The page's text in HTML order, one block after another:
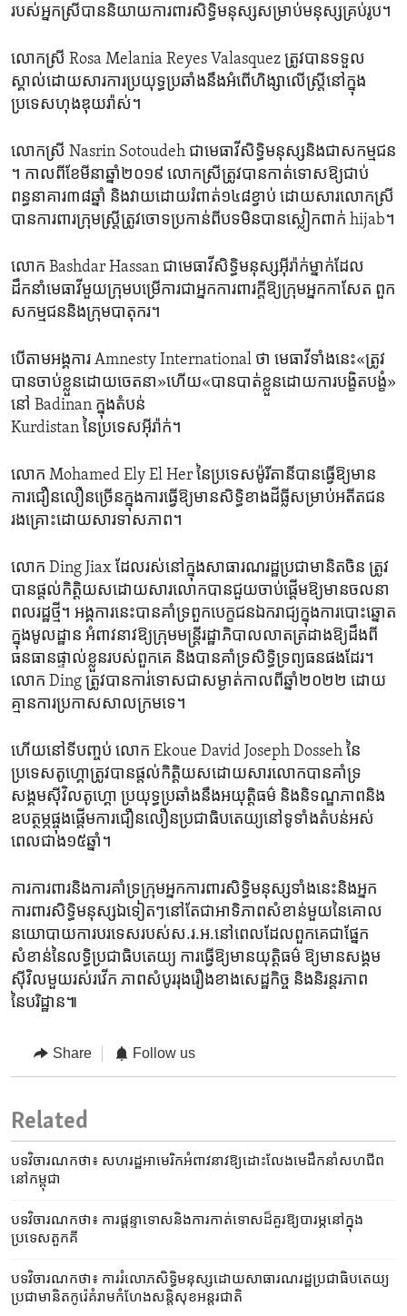
របស់អ្នកស្រី​បាននិយាយ​ការពារសិទ្ធិ​មនុស្ស​សម្រាប់​មនុស្ស​គ្រប់រូប។​
លោកស្រី​ Rosa Melania Reyes Valasquez ត្រូវបានទទួល​
ស្គាល់ដោយសារការ​ប្រយុទ្ធ​ប្រឆាំងនឹង​អំពើ​ហិង្សាលើ​ស្ត្រីនៅ​ក្នុង​
ប្រទេស​ហុងឌុយរ៉ាស់។​
លោកស្រី​ Nasrin Sotoudeh ជា​មេធាវី​សិទ្ធិមនុស្សនិង​ជា​សកម្មជន​
។ កាលពី​ខែមីនា​ឆ្នាំ២០១៩​ លោកស្រី​ត្រូវ​បានកាត់ទោសឱ្យ​ជា​ប់​
ពន្ធនាគារ​៣៨ឆ្នាំ​ និង​វាយដោយរំពាត់១៤៨ខ្វាប់ ដោយសារលោកស្រី​
បានការពារ​ក្រុមស្ត្រី​ត្រូវចោទប្រកាន់ពី​បទមិនបានស្លៀកពាក់ hijab។
លោក Bashdar Hassan ជាមេធាវី​សិទ្ធិមនុស្ស​អ៊ីរ៉ាក់ម្នាក់​ដែល
ដឹកនាំមេធាវី​មួយ​ក្រុមបម្រើការជាអ្នកការពារក្តី​ឱ្យក្រុមអ្នកកាសែត ពួក​
សកម្មជន​និងក្រុមបាតុករ​។
បើ​តាម​អង្គការ Amnesty International ថា មេធាវី​ទាំង​នេះ​«ត្រូវ​
បានចាប់ខ្លួន​ដោយចេតនា‍»ហើយ«បាន​បាត់ខ្លួន​ដោយ​ការបង្ខិតបង្ខំ‍»​
នៅ​ Badinan ក្នុងតំបន់​
Kurdistan នៃប្រទេស​អ៊ីរ៉ាក់។​
លោក Mohamed Ely El Her នៃប្រទេសម៉ូរីតានីបាន​ធ្វើឱ្យ​មាន
ការជឿនលឿនច្រើនក្នុងការ​ធ្វើឱ្យមានសិទ្ធិ​ខាង​ដីធ្លីសម្រាប់អតីត​ជន​
រង​គ្រោះ​ដោយសារ​ទាសភាព។​
លោក Ding Jiax ដែល​រស់​នៅក្នុងសាធារណរដ្ឋ​ប្រជាមានិត​ចិន​ ត្រូវ​
បានផ្តល់កិត្តិយសដោយសារលោក​បានជួយ​ចាប់ផ្តើមឱ្យ​មានចលនា
ពលរដ្ឋថ្មី។ អង្គការនេះបានគាំទ្រពួក​បេក្ខជនឯករាជ្យ​ក្នុងការ​បោះឆ្នោត
ក្នុងមូលដ្ឋាន ​អំពាវនាវឱ្យក្រុមមន្ត្រី​រដ្ឋាភិបាលលាតត្រដាងឱ្យ​ដឹង​ពី
ធនធានផ្ទាល់ខ្លួន​របស់​ពួក​គេ ​និងបានគាំទ្រ​សិទ្ធិ​ទ្រព្យ​ធនផង​ដែរ។
លោក Ding ​ត្រូវ​បានការ់ទោសជា​សម្ងាត់​កាលពី​ឆ្នាំ២០២២​ ដោយ​
គ្មាន​ការប្រកាសសាលក្រម​ទេ។​
ហើយ​នៅ​ទី​បញ្ចប់ លោក Ekoue David Joseph Dosseh នៃ
ប្រទេស​តូហ្គោ​ត្រូវបានផ្តល់កិត្តិយសដោយសារលោក​បានគាំទ្រ​
សង្គម​ស៊ីវិល​តូហ្គោ ប្រយុទ្ធ​ប្រឆាំង​នឹងអយុត្តិធម៌​ និង​និទណ្ឌភាពនិង
ឧបត្ថម្ភផ្ចុង​ផ្តើម​ការជឿនលឿន​ប្រជាធិបតេយ្យនៅ​ទូទាំង​តំបន់អស់
ពេល​ជាង​១៥ឆ្នាំ។
ការការពារ​និងការគាំទ្រក្រុមអ្នក​ការពារ​សិទ្ធិមនុស្ស​ទាំង​នេះ​និង​អ្នក
ការពារ​សិទ្ធិ​មនុស្សឯទៀតៗនៅ​តែ​ជាអាទិភាពសំខាន់មួយ​នៃគោល
នយោបាយការបរទេស​របស់​ស.រ.អ.នៅ​ពេល​ដែល​ពួក​គេ​ជា​ផ្នែក​
សំខាន់​នៃលទ្ធិ​ប្រជាធិបតេយ្យ​ ការ​ធ្វើឱ្យមាន​យុត្តិធម៌ ឱ្យ​មានសង្គម​
ស៊ីវិលមួយ​រស់រវើក ភាពសំបូររុងរឿងខាងសេដ្ឋកិច្ច ​និងនិរន្តរភាព
នៃបរិដ្ឋាន៕
Share Follow us
Related
បទវិចារណកថា៖ សហរដ្ឋ​អាមេរិក​អំពាវនាវ​ឱ្យ​ដោះលែង​មេដឹកនាំ​សហជីព​
នៅ​កម្ពុជា
បទវិចារណកថា៖ ការផ្តន្ទាទោស​និង​ការកាត់ទោស​ដ៏​គួរឱ្យ​បារម្ភ​នៅ​ក្នុង​
ប្រទេស​តួកគី
បទវិចារណកថា៖ ការរំលោភ​សិទ្ធិ​មនុស្ស​ដោយ​សាធារណរដ្ឋ​ប្រជាធិបតេយ្យ​
ប្រជាមានិត​កូរ៉េ​គំរាមកំហែង​​សន្តិសុខ​អន្តរជាតិ